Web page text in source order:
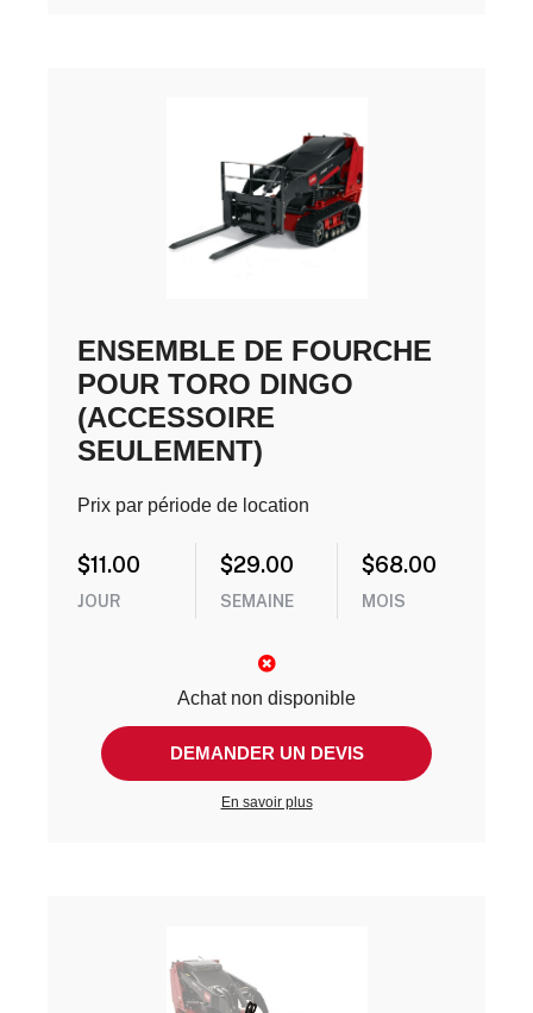
ENSEMBLE DE FOURCHE
POUR TORO DINGO
(ACCESSOIRE
SEULEMENT)
Prix par période de location
$11.00
JOUR
$29.00
SEMAINE
$68.00
MOIS
Achat non disponible
DEMANDER UN DEVIS
En savoir plus